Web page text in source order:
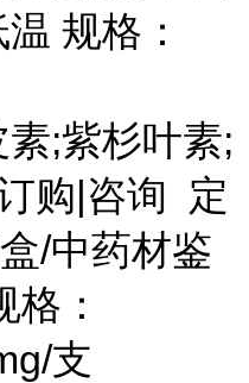
规格：
素;紫杉叶素;
购|咨询 定
/中药材鉴
：
支